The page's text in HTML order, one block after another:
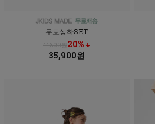
무로상하SET
44,800원20% ↓
35,900원